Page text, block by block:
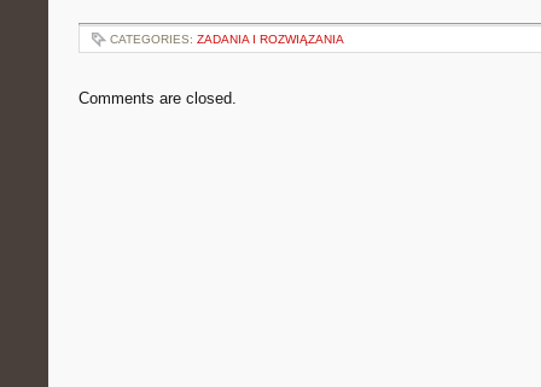
CATEGORIES: ZADANIA I ROZWIĄZANIA
Comments are closed.